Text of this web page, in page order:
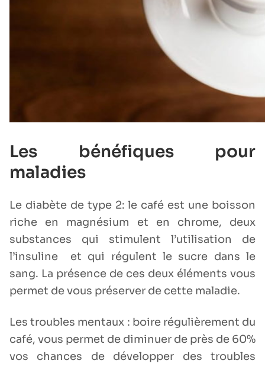
Les bénéfiques pour
maladies
Le diabète de type 2: le café est une boisson
riche en magnésium et en chrome, deux
substances qui stimulent l’utilisation de
l’insuline et qui régulent le sucre dans le
sang. La présence de ces deux éléments vous
permet de vous préserver de cette maladie.
Les troubles mentaux : boire régulièrement du
café, vous permet de diminuer de près de 60%
vos chances de développer des troubles